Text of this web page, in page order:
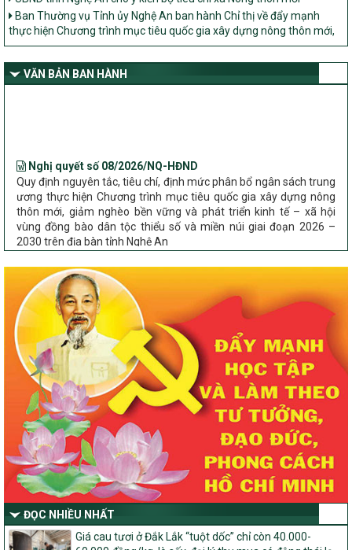
Ban Thường vụ Tỉnh ủy Nghệ An ban hành Chỉ thị về đẩy mạnh
thực hiện Chương trình mục tiêu quốc gia xây dựng nông thôn mới,
giảm nghèo bền vững và phát triển kinh tế – xã hội vùng đồng bào
Nghệ An
Bộ Dân tộc và Tôn giáo làm việc với UBND tỉnh về tình hình thực
VĂN BẢN BAN HÀNH
Quy định nguyên tắc, tiêu chí, định mức phân bổ ngân sách trung
ương thực hiện Chương trình mục tiêu quốc gia xây dựng nông
thôn mới, giảm nghèo bền vững và phát triển kinh tế – xã hội
vùng đồng bào dân tộc thiểu số và miền núi giai đoạn 2026 –
2030 trên địa bàn tỉnh Nghệ An
Chỉ Thị số 22-CT/TU
về đẩy mạnh thực hiện Chương trình mục tiêu quốc gia xây dựng
nông thôn mới, giảm nghèo bền vững và phát triển kinh tế – xã
hội vùng đồng bào dân tộc thiểu số và miền núi giai đoạn 2026 –
2030 trên địa bàn tỉnh Nghệ An
Quyết định số 2490/QĐ-UBND
Về việc thành lập Ban Chỉ đạo Chương trình mục tiều quốc gia xây
dựng nông thôn mới, giảm nghèo bền vững và phát triển kinh tế –
xã hội vùng đồng bào dân tộc thiểu số và miền núi giai đoạn 2026
-2030 tỉnh Nghệ An
Thông tư Số 23/2026/TT-BNNMT
Thông tư Hướng dẫn thực hiện một số nội dung Chương trình
mục tiêu quốc gia xây dựng nông thôn mới, giảm nghèo bền
vững và phát triển kinh tế – xã hội vùng đồng bào dân tộc thiểu
số và miền núi giai đoạn 2026-2030 thuộc phạm vi quản lý nhà
nước của Bộ Nông nghiệp và Môi trường
Quyết định số: 26/2026/QĐ-TTg
Quyết định ban hành Bộ tiêu chí và quy trình đánh giá, phân hạng
ĐỌC NHIỀU NHẤT
Giá cau tươi ở Đắk Lắk “tuột dốc” chỉ còn 40.000-